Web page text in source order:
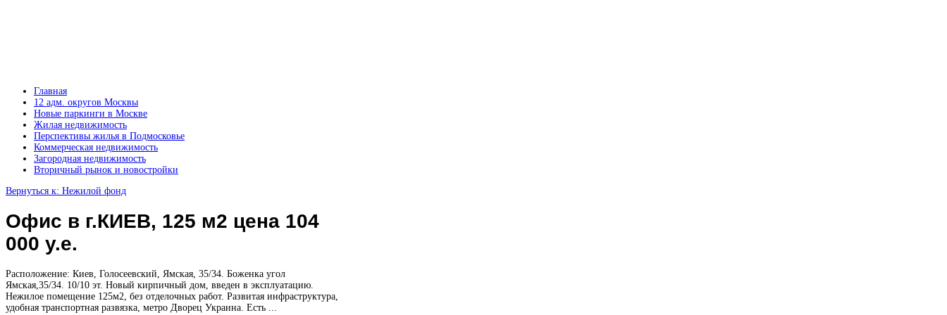
Главная
12 адм. округов Москвы
Новые паркинги в Москве
Жилая недвижимость
Перспективы жилья в Подмосковье
Коммерческая недвижимость
Загородная недвижимость
Вторичный рынок и новостройки
Вернуться к: Нежилой фонд
Офис в г.КИЕВ, 125 м2 цена 104
000 у.е.
Расположение: Киев, Голосеевский, Ямская, 35/34. Боженка угол
Ямская,35/34. 10/10 эт. Новый кирпичный дом, введен в эксплуатацию.
Нежилое помещение 125м2, без отделочных работ. Развитая инфраструктура,
удобная транспортная развязка, метро Дворец Украина. Есть ...